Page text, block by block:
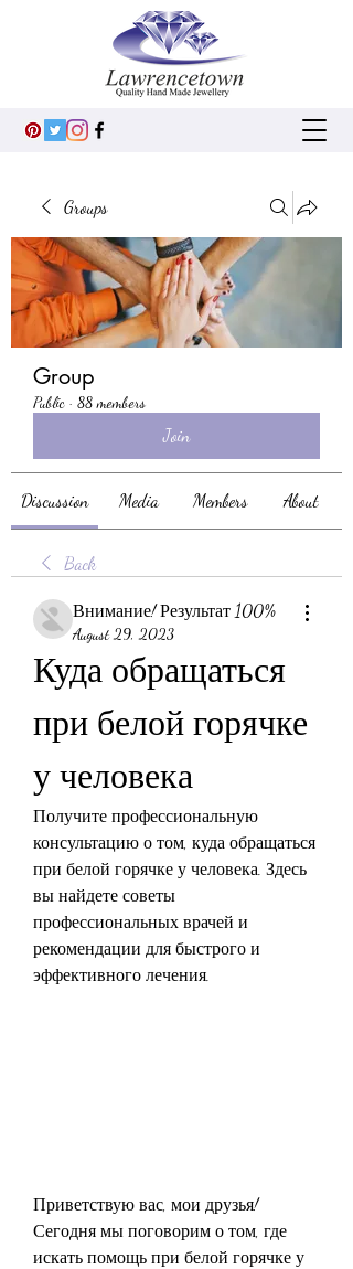
Groups
Group
Public · 88 members
Join
Discussion Media Members About
Back
Внимание! Результат 100%
August 29, 2023
Куда обращаться
при белой горячке
у человека
Получите профессиональную
консультацию о том, куда обращаться
при белой горячке у человека. Здесь
вы найдете советы
профессиональных врачей и
рекомендации для быстрого и
эффективного лечения.
Приветствую вас, мои друзья!
Сегодня мы поговорим о том, где
искать помощь при белой горячке у